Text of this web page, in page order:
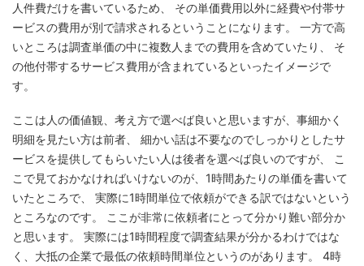
人件費だけを書いているため、 その単価費用以外に経費や付帯サ
ービスの費用が別で請求されるということになります。 一方で高
いところは調査単価の中に複数人までの費用を含めていたり、 そ
の他付帯するサービス費用が含まれているといったイメージで
す。
ここは人の価値観、考え方で選べば良いと思いますが、事細かく
明細を見たい方は前者、 細かい話は不要なのでしっかりとしたサ
ービスを提供してもらいたい人は後者を選べば良いのですが、 こ
こで見ておかなければいけないのが、1時間あたりの単価を書いて
いたところで、 実際に1時間単位で依頼ができる訳ではないという
ところなのです。 ここが非常に依頼者にとって分かり難い部分か
と思います。 実際には1時間程度で調査結果が分かるわけではな
く、大抵の企業で最低の依頼時間単位というのがあります。 4時